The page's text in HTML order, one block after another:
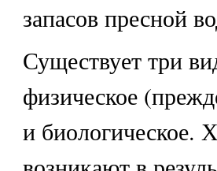
запасов пресной
Существует три
физическое
и биологическое.